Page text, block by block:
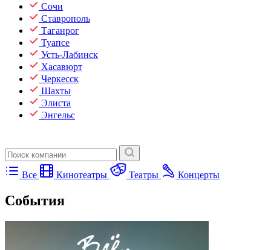
Сочи
Ставрополь
Таганрог
Туапсе
Усть-Лабинск
Хасавюрт
Черкесск
Шахты
Элиста
Энгельс
Все Кинотеатры Театры Концерты
События